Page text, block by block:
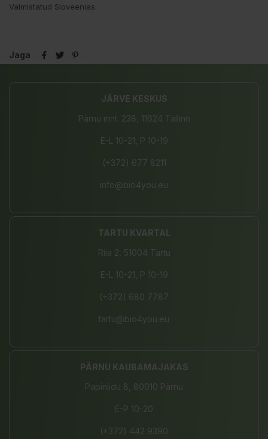
Valmistatud Sloveenias.
Jaga
JÄRVE KESKUS
Pärnu mnt. 238, 11624 Tallinn
E-L 10-21, P 10-19
(+372) 677 8211
info@bio4you.eu
TARTU KVARTAL
Riia 2, 51004 Tartu
E-L 10-21, P 10-19
(+372) 680 7787
tartu@bio4you.eu
PÄRNU KAUBAMAJAKAS
Papiniidu 8, 80010 Pärnu
E-P 10-20
(+372) 442 9390